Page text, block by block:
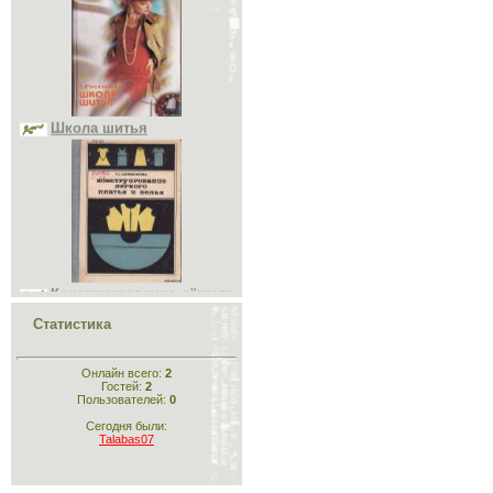
Школа шитья
Конструирование лёгкого
платья и белья
Конструирование
Статистика
Онлайн всего: 2
Гостей: 2
Пользователей: 0
Сегодня были:
Talabas07